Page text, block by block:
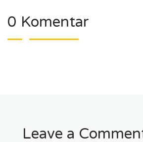
0 Komentar
Leave a